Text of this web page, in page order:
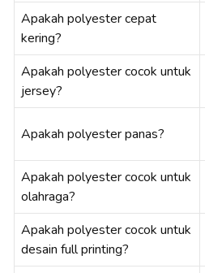
Apakah polyester cepat
kering?
Apakah polyester cocok untuk
jersey?
Apakah polyester panas?
Apakah polyester cocok untuk
olahraga?
Apakah polyester cocok untuk
desain full printing?